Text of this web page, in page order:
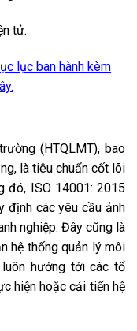
tử.
lục ban hành kèm
(HTQLMT), bao
là tiêu chuẩn cốt lõi
đó, ISO 14001: 2015
định các yêu cầu ảnh
nghiệp. Đây cũng là
hệ thống quản lý môi
hướng tới các tổ
hiện hoặc cải tiến hệ